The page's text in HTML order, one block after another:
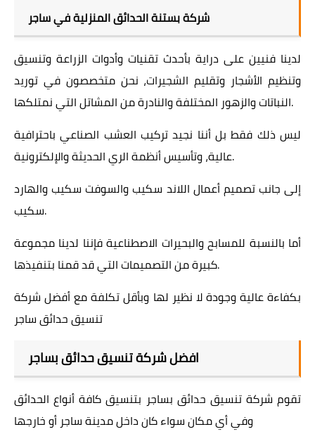
شركة بستنة الحدائق المنزلية في ساجر
لدينا فنيين على دراية بأحدث تقنيات وأدوات الزراعة وتنسيق
وتنظيم الأشجار وتقليم الشجيرات، نحن متخصصون في توريد
النباتات والزهور المختلفة والنادرة من المشاتل التي نمتلكها.
ليس ذلك فقط بل أننا نجيد تركيب العشب الصناعي باحترافية
عالية، وتأسيس أنظمة الري الحديثة والإلكترونية.
إلى جانب تصميم أعمال اللاند سكيب والسوفت سكيب والهارد
سكيب.
أما بالنسبة للمسابح والبحيرات الاصطناعية فإننا لدينا مجموعة
كبيرة من التصميمات التي قد قمنا بتنفيذها.
بكفاءة عالية وجودة لا نظير لها وبأقل تكلفة مع أفضل شركة
تنسيق حدائق ساجر
افضل شركة تنسيق حدائق بساجر
تقوم شركة تنسيق حدائق بساجر بتنسيق كافة أنواع الحدائق
وفي أي مكان سواء كان داخل مدينة ساجر أو خارجها